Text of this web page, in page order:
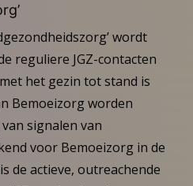
wordt
reguliere JGZ-contacten
het gezin tot stand is
Bemoeizorg worden
signalen van
voor Bemoeizorg in de
de actieve, outreachende